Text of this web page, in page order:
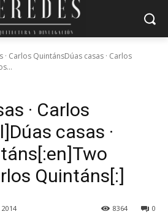
· Carlos QuintánsDúas casas · Carlos
· Carlos
casas ·
Quintáns[:]
0
8364